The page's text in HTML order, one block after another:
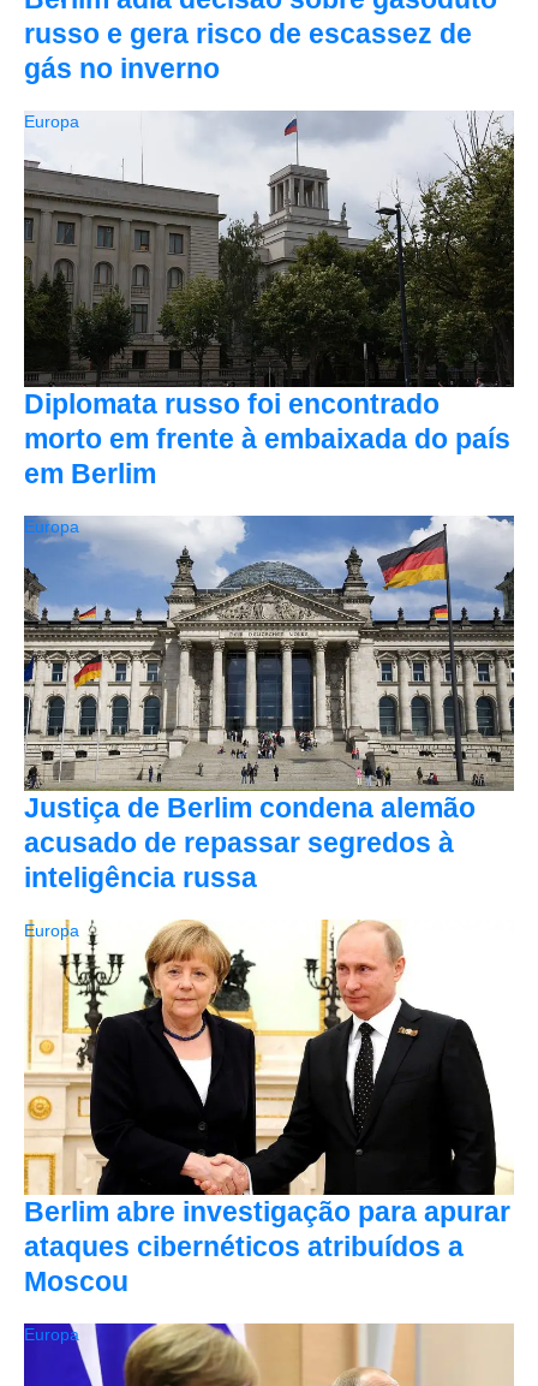
russo e gera risco de escassez de
gás no inverno
Diplomata russo foi encontrado
morto em frente à embaixada do país
em Berlim
Europa
Justiça de Berlim condena alemão
acusado de repassar segredos à
inteligência russa
Europa
Berlim abre investigação para apurar
ataques cibernéticos atribuídos a
Moscou
Europa
Europa